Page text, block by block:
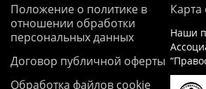
Положение о политике в
отношении обработки
персональных данных
Договор публичной оферты
Обработка файлов cookie
Карта
Наши